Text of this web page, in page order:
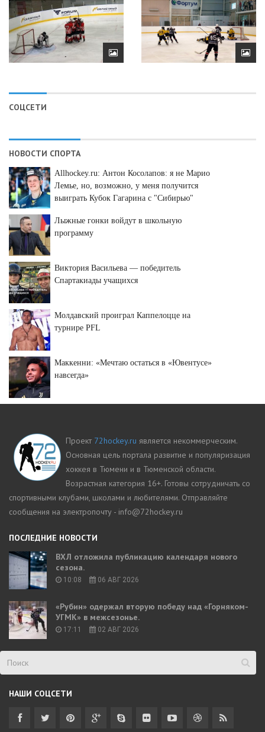
СОЦСЕТИ
НОВОСТИ СПОРТА
Allhockey.ru: Антон Косолапов: я не Марио
Лемье, но, возможно, у меня получится
выиграть Кубок Гагарина с "Сибирью"
Лыжные гонки войдут в школьную
программу
Виктория Васильева — победитель
Спартакиады учащихся
Молдавский проиграл Каппелоцце на
турнире PFL
Маккенни: «Мечтаю остаться в «Ювентусе»
навсегда»
Проект 72hockey.ru является некоммерческим.
Основная цель портала развитие и популяризация
хоккея в Тюмени и в Тюменской области.
Возрастная категория 16+. Готовы сотрудничать со
спортивными клубами, школами и любителями. Отправляйте
сообщения на электропочту - info@72hockey.ru
ПОСЛЕДНИЕ НОВОСТИ
ВХЛ отложила публикацию календаря нового
сезона.
10:08 06 АВГ 2026
«Рубин» одержал вторую победу над «Горняком-
УГМК» в межсезонье.
17:11 02 АВГ 2026
НАШИ СОЦСЕТИ